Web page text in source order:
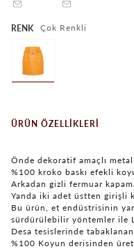
RENK Çok Renkli
ÜRÜN ÖZELLIKLERI
Önde dekoratif amaçlı
%100 kroko baskı efekli
Arkadan gizli fermuar
Yanda iki adet üstten girişli
Bu ürün, et endüstrisinin
sürdürülebilir yöntemler ile
Desa tesislerinde
%100 Koyun derisinden